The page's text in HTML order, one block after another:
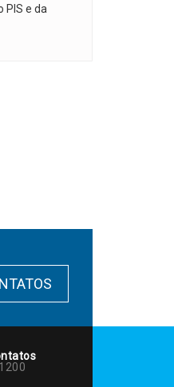
PIS e da